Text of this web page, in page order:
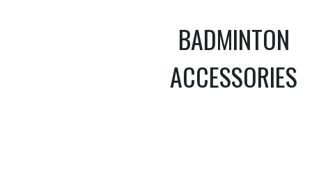
BADMINTON
ACCESSORIES